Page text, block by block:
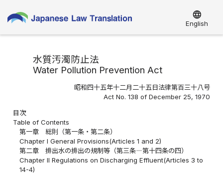
language
English
水質汚濁防止法
Water Pollution Prevention Act
昭和四十五年十二月二十五日法律第百三十八号
Act No. 138 of December 25, 1970
目次
Table of Contents
第一章 総則（第一条・第二条）
Chapter I General Provisions(Articles 1 and 2)
第二章 排出水の排出の規制等（第三条―第十四条の四）
Chapter II Regulations on Discharging Effluent(Articles 3 to
14-4)